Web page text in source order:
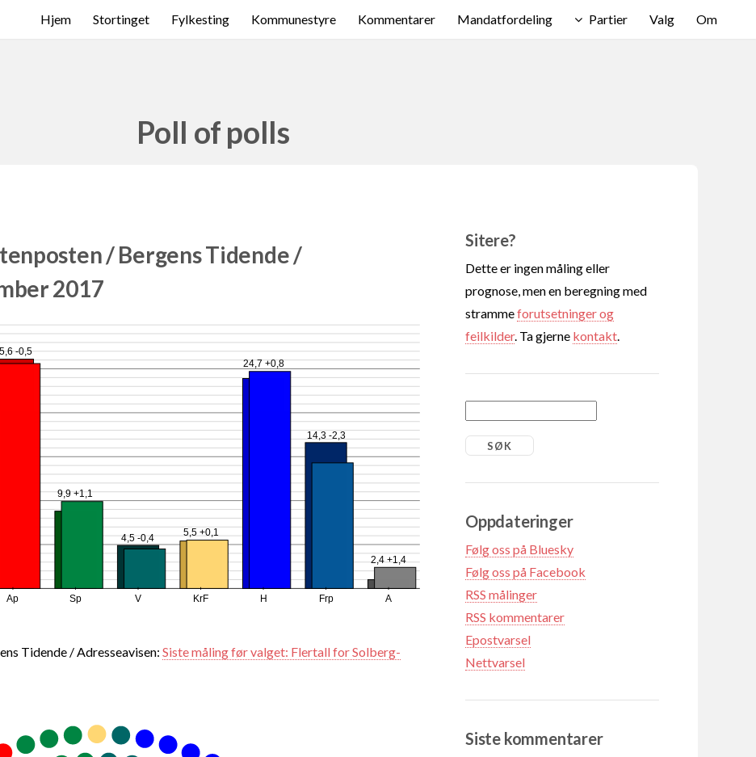
Hjem Stortinget Fylkesting Kommunestyre Kommentarer Mandatfordeling Partier Valg Om
Poll of polls
/ Bergens Tidende /
2017
-0,5
9,9 +1,1
4,5 -0,4 5,5 +0,1
24,7 +0,8
14,3 -2,3
2,4 +1,4
Ap Sp V KrF H Frp A
Tidende / Adresseavisen: Siste måling før valget: Flertall for Solberg-
Sitere?
Dette er ingen måling eller
prognose, men en beregning med
strammeforutsetninger og
feilkilder. Ta gjerne kontakt
Oppdateringer
Følg oss på Bluesky
Følg oss på Facebook
RSS målinger
RSS kommentarer
Epostvarsel
Nettvarsel
Siste kommentarer